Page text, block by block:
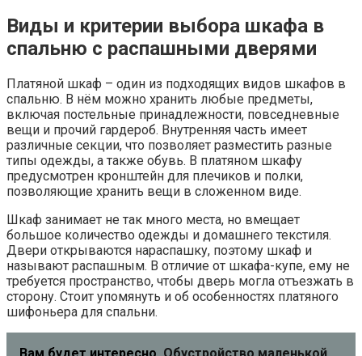
Виды и критерии выбора шкафа в
спальню с распашными дверями
Платяной шкаф – один из подходящих видов шкафов в
спальню. В нём можно хранить любые предметы,
включая постельные принадлежности, повседневные
вещи и прочий гардероб. Внутренняя часть имеет
различные секции, что позволяет разместить разные
типы одежды, а также обувь. В платяном шкафу
предусмотрен кронштейн для плечиков и полки,
позволяющие хранить вещи в сложенном виде.
Шкаф занимает не так много места, но вмещает
большое количество одежды и домашнего текстиля.
Двери открываются нараспашку, поэтому шкаф и
называют распашным. В отличие от шкафа-купе, ему не
требуется пространство, чтобы дверь могла отъезжать в
сторону. Стоит упомянуть и об особенностях платяного
шифоньера для спальни.